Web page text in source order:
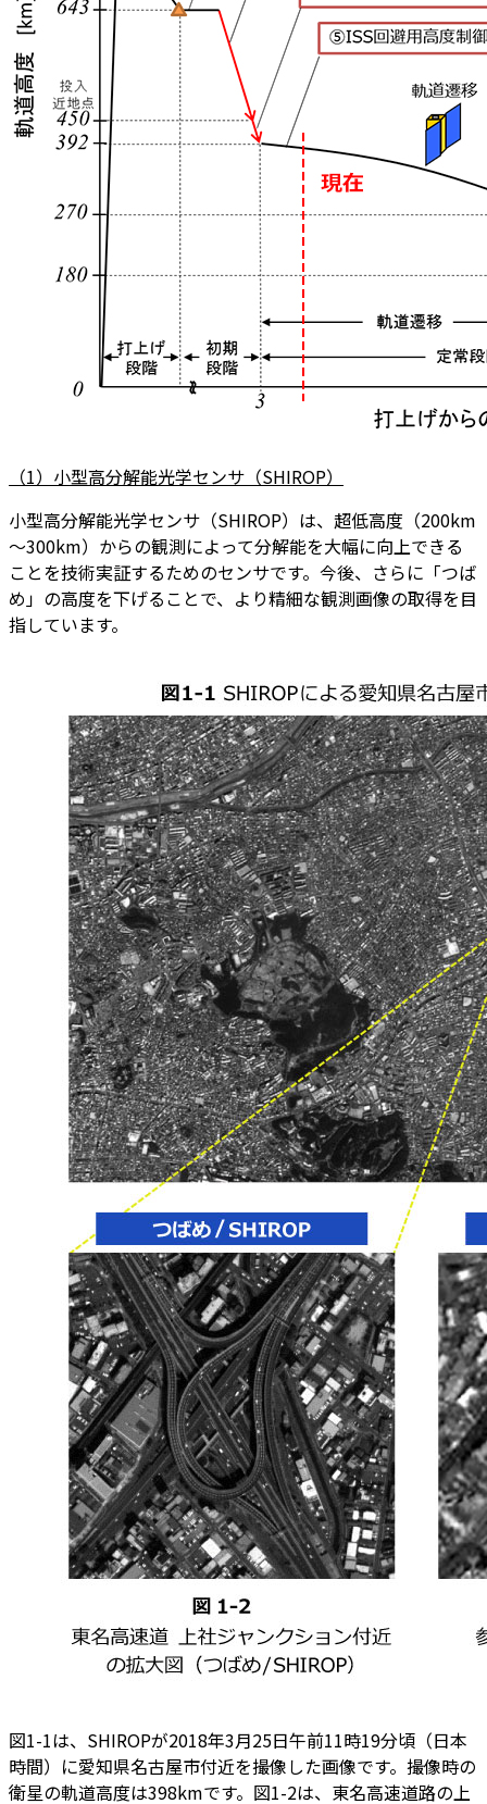
（1）小型高分解能光学センサ（SHIROP）
小型高分解能光学センサ（SHIROP）は、超低高度（200km
～300km）からの観測によって分解能を大幅に向上できる
ことを技術実証するためのセンサです。今後、さらに「つば
め」の高度を下げることで、より精細な観測画像の取得を目
指しています。
図1-1は、SHIROPが2018年3月25日午前11時19分頃（日本
時間）に愛知県名古屋市付近を撮像した画像です。撮像時の
衛星の軌道高度は398kmです。図1-2は、東名高速道路の上